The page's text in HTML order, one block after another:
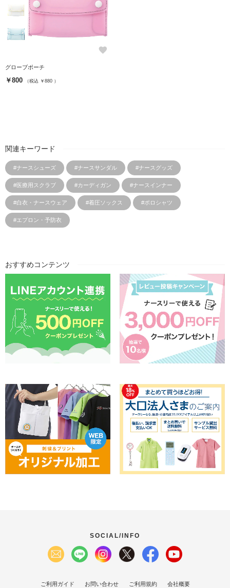
favorite
グローブポーチ
￥800 （税込 ￥880 ）
関連キーワード
#ナースシューズ #ナースサンダル #ナースグッズ
#医療用スクラブ #カーディガン #ナースインナー
#白衣・ナースウェア #着圧ソックス #ポロシャツ
#エプロン・予防衣
おすすめコンテンツ
SOCIAL/INFO
ご利用ガイド お問い合わせ ご利用規約 会社概要